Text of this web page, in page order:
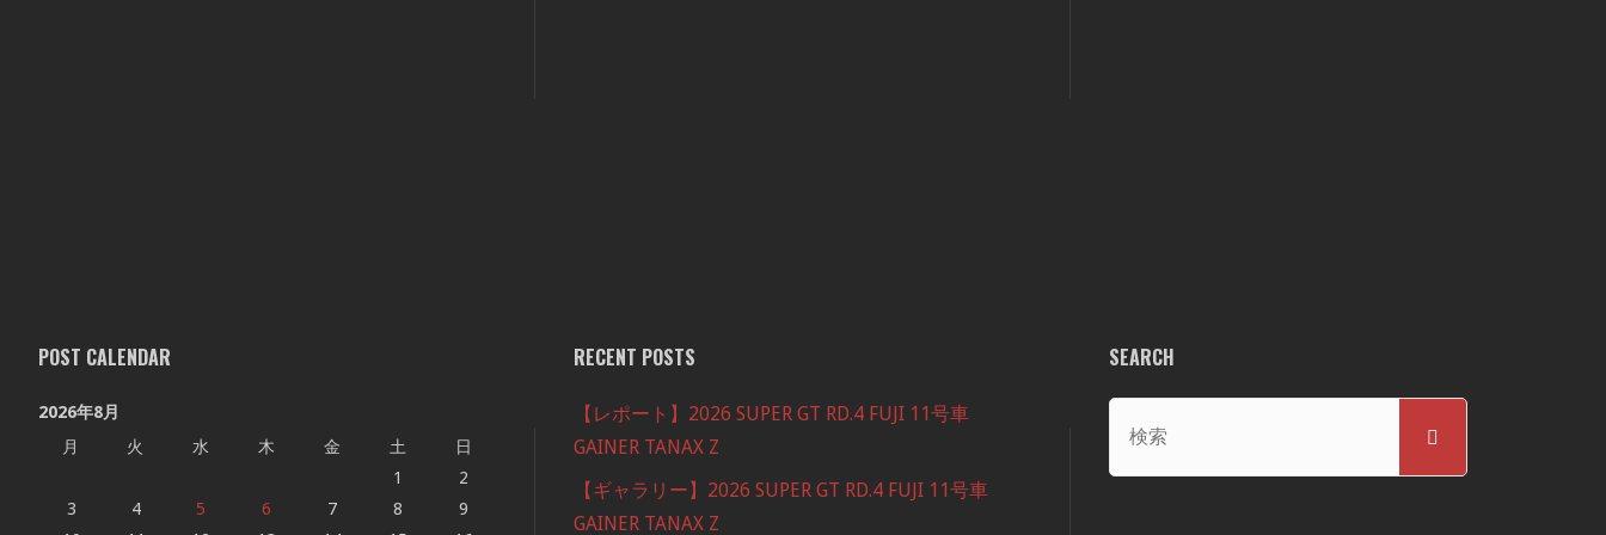
POST CALENDAR
2026年8月
月
火 水 木 金 土
日
1
2
3
4 5 6 7 8
9
RECENT POSTS
【レポート】2026 SUPER GT RD.4 FUJI 11号車
GAINER TANAX Z
【ギャラリー】2026 SUPER GT RD.4 FUJI 11号車
GAINER TANAX Z
SEARCH
対
検